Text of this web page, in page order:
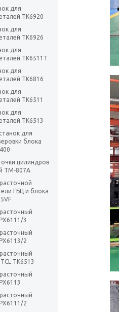
для
TK6920
для
TK6926
для
TK6511T
для
TK6816
для
TK6511
для
TK6513
для
блока
цилиндров
TM-807A
ГБЦ и блока
3
2
TK6513
2